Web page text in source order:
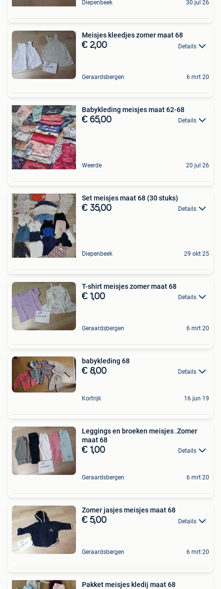
Diepenbeek 30 jul 26
Meisjes kleedjes zomer maat 68
€ 2,00 Details
Geraardsbergen 6 mrt 20
Babykleding meisjes maat 62-68
€ 65,00 Details
Weerde 20 jul 26
Set meisjes maat 68 (30 stuks)
€ 35,00 Details
Diepenbeek 29 okt 25
T-shirt meisjes zomer maat 68
€ 1,00 Details
Geraardsbergen 6 mrt 20
babykleding 68
€ 8,00 Details
Kortrijk 16 jun 19
Leggings en broeken meisjes .Zomer
maat 68
€ 1,00 Details
Geraardsbergen 6 mrt 20
Zomer jasjes meisjes maat 68
€ 5,00 Details
Geraardsbergen 6 mrt 20
Pakket meisjes kledij maat 68